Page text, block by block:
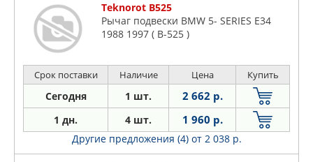
Teknorot B525
Рычаг подвески BMW 5- SERIES E34
1988 1997 ( B-525 )
Срок поставки Наличие Цена Купить
Сегодня 1 шт. 2 662 р.
1 дн. 4 шт. 1 960 р.
Другие предложения (4) от 2 038 р.